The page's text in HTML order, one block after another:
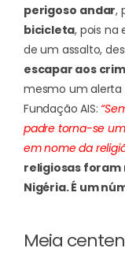
perigoso andar,
bicicleta, pois na
de um assalto,
escapar aos
mesmo um alerta
Fundação AIS:
padre torna-se
em nome da
religiosas foram
Nigéria. É um
Meia